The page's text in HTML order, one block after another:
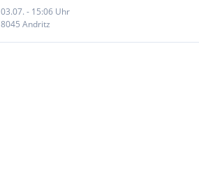
03.07. - 15:06 Uhr
8045 Andritz